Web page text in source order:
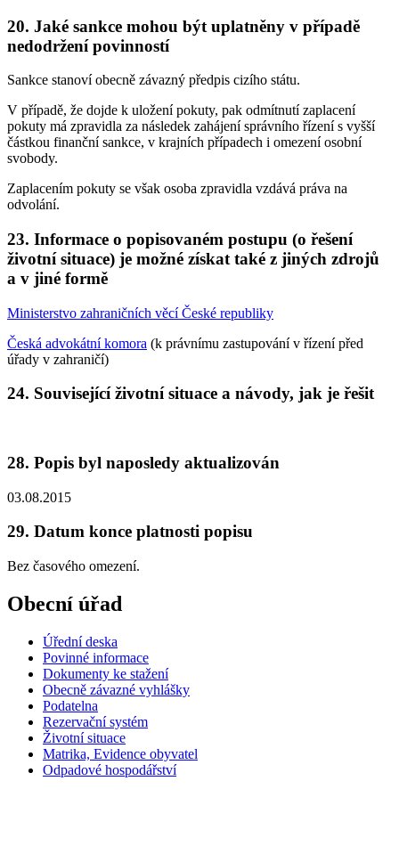
20. Jaké sankce mohou být uplatněny v případě
nedodržení povinností
Sankce stanoví obecně závazný předpis cizího státu.
V případě, že dojde k uložení pokuty, pak odmítnutí zaplacení
pokuty má zpravidla za následek zahájení správního řízení s vyšší
částkou finanční sankce, v krajních případech i omezení osobní
svobody.
Zaplacením pokuty se však osoba zpravidla vzdává práva na
odvolání.
23. Informace o popisovaném postupu (o řešení
životní situace) je možné získat také z jiných zdrojů
a v jiné formě
Ministerstvo zahraničních věcí České republiky
Česká advokátní komora (k právnímu zastupování v řízení před
úřady v zahraničí)
24. Související životní situace a návody, jak je řešit
28. Popis byl naposledy aktualizován
03.08.2015
29. Datum konce platnosti popisu
Bez časového omezení.
Obecní úřad
Úřední deska
Povinné informace
Dokumenty ke stažení
Obecně závazné vyhlášky
Podatelna
Rezervační systém
Životní situace
Matrika, Evidence obyvatel
Odpadové hospodářství